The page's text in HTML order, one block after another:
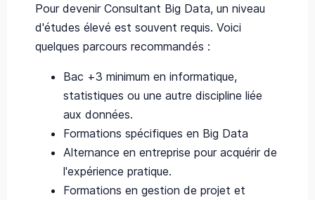
Pour devenir Consultant Big Data, un niveau
d'études élevé est souvent requis. Voici
quelques parcours recommandés :
Bac +3 minimum en informatique,
statistiques ou une autre discipline liée
aux données.
Formations spécifiques en Big Data
Alternance en entreprise pour acquérir de
l'expérience pratique.
Formations en gestion de projet et